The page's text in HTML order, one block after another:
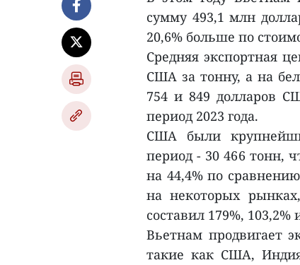
сумму 493,1 млн
20,6% больше по
Средняя экспортная
США за тонну, а на
754 и 849 долларов
период 2023 года.
США были
период - 30 466 тонн,
на 44,4% по
на некоторых
составил 179%, 103,2%
Вьетнам продвигает
такие как США,